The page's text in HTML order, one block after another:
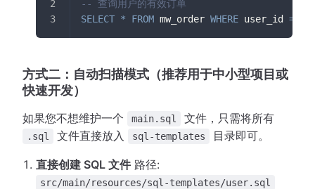
-- 查询用户的有效订单
SELECT * FROM mw_order WHERE user_id =
方式二：自动扫描模式（推荐用于中小型项目或
快速开发）
如果您不想维护一个 main.sql 文件，只需将所有
.sql 文件直接放入 sql-templates 目录即可。
直接创建 SQL 文件路径:
src/main/resources/sql-templates/user.sql